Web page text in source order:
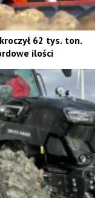
62 tys. ton.
ilości